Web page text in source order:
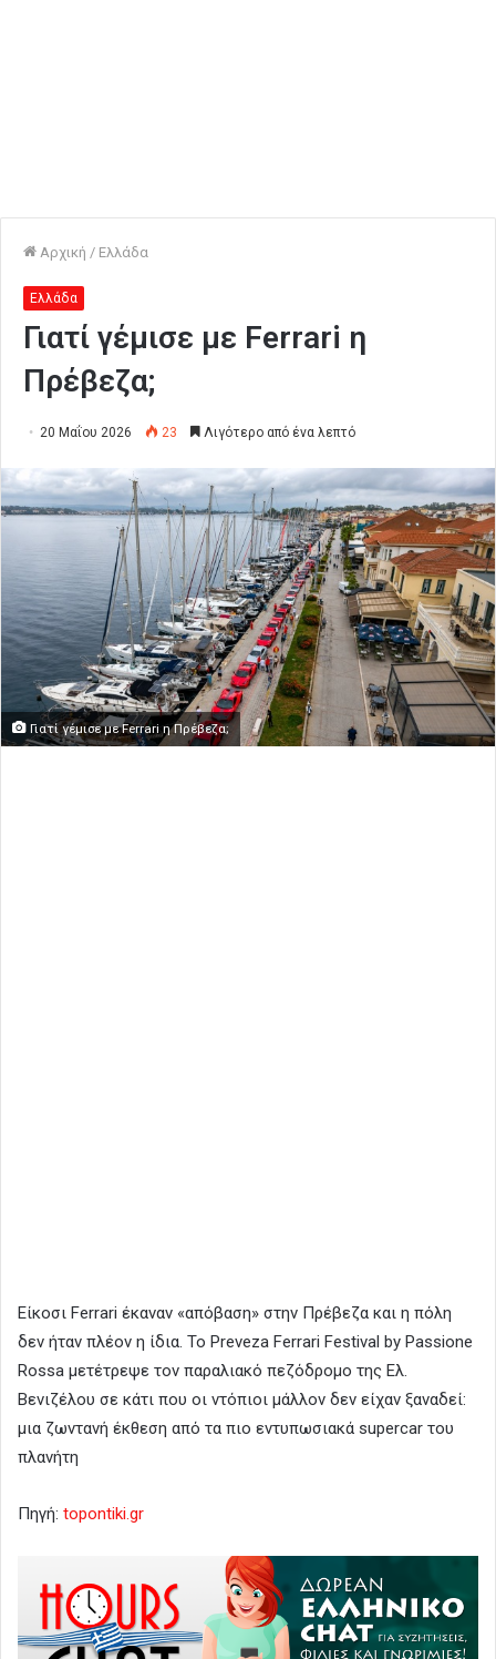
Αρχική / Ελλάδα
Ελλάδα
Γιατί γέμισε με Ferrari η
Πρέβεζα;
20 Μαΐου 2026 23 Λιγότερο από ένα λεπτό
Γιατί γέμισε με Ferrari η Πρέβεζα;
Είκοσι Ferrari έκαναν «απόβαση» στην Πρέβεζα και η πόλη
δεν ήταν πλέον η ίδια. Το Preveza Ferrari Festival by Passione
Rossa μετέτρεψε τον παραλιακό πεζόδρομο της Ελ.
Βενιζέλου σε κάτι που οι ντόπιοι μάλλον δεν είχαν ξαναδεί:
μια ζωντανή έκθεση από τα πιο εντυπωσιακά supercar του
πλανήτη
Πηγή: topontiki.gr